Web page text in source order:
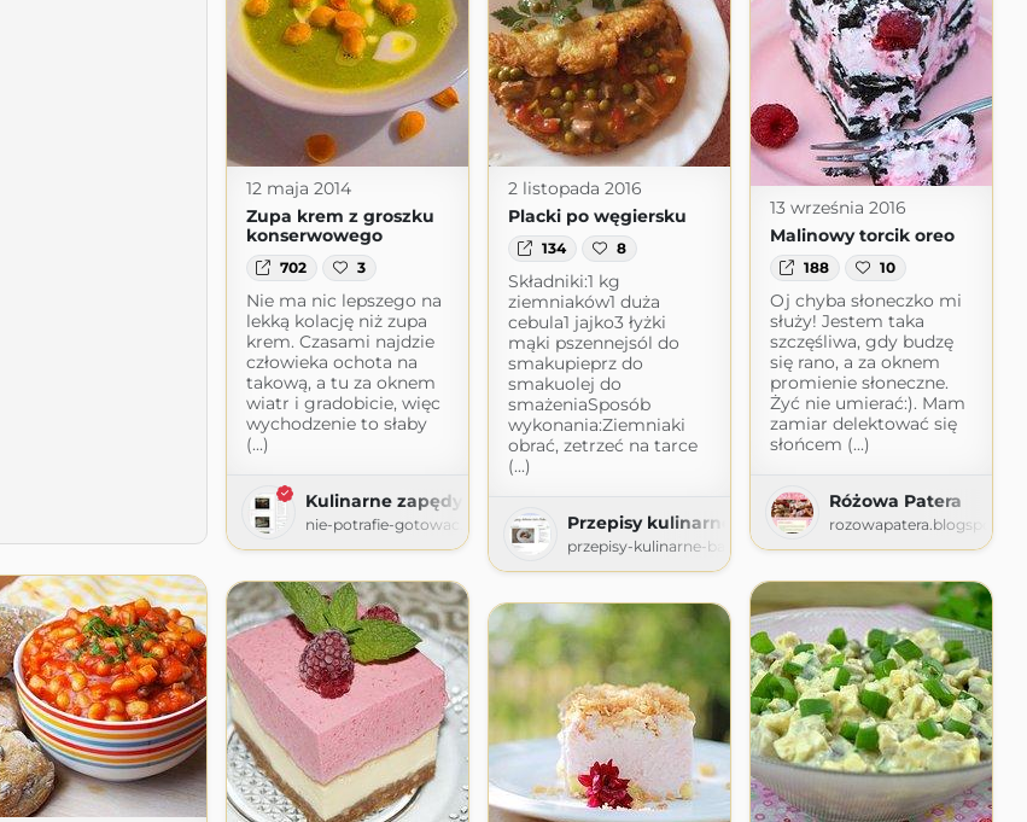
12 maja 2014
Zupa krem z groszku
konserwowego
702 3
Nie ma nic lepszego na
lekką kolację niż zupa
krem. Czasami najdzie
człowieka ochota na
takową, a tu za oknem
wiatr i gradobicie, więc
wychodzenie to słaby
(...)
Kulinarne zapędy Kokosa
nie-potrafie-gotowac.blogspot.com
2 listopada 2016
Placki po węgiersku
134 8
Składniki:1 kg
ziemniaków1 duża
cebula1 jajko3 łyżki
mąki pszennejsól do
smakupieprz do
smakuolej do
smażeniaSposób
wykonania:Ziemniaki
obrać, zetrzeć na tarce
(...)
Przepisy kulinarne babci Antoniny
przepisy-kulinarne-babci-antoniny.blogspot.com
13 września 2016
Malinowy torcik oreo
188 10
Oj chyba słoneczko mi
służy! Jestem taka
szczęśliwa, gdy budzę
się rano, a za oknem
promienie słoneczne.
Żyć nie umierać:). Mam
zamiar delektować się
słońcem (...)
Różowa Patera